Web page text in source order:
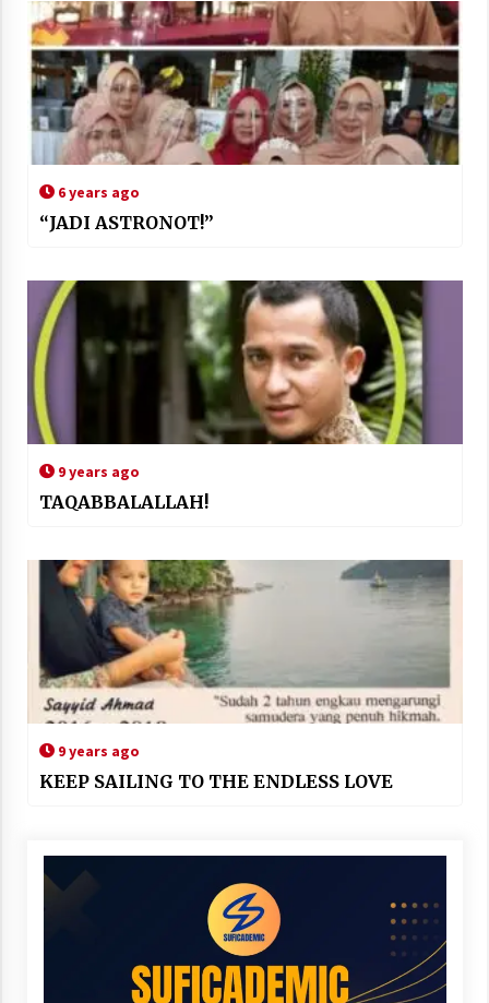
6 years ago
“JADI ASTRONOT!”
9 years ago
TAQABBALALLAH!
9 years ago
KEEP SAILING TO THE ENDLESS LOVE